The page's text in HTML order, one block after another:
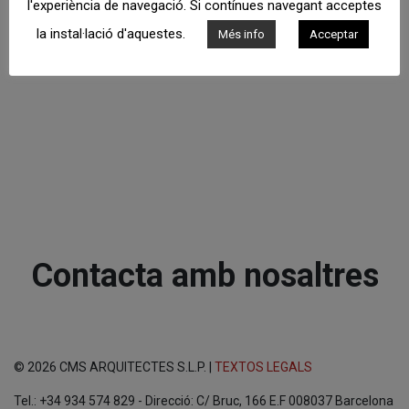
Contacta amb nosaltres
© 2026 CMS ARQUITECTES S.L.P. | TEXTOS LEGALS
Tel.: +34 934 574 829 - Direcció: C/ Bruc, 166 E.F 008037 Barcelona
l'experiència de navegació. Si contínues navegant acceptes
la instal·lació d'aquestes.
Més info Acceptar